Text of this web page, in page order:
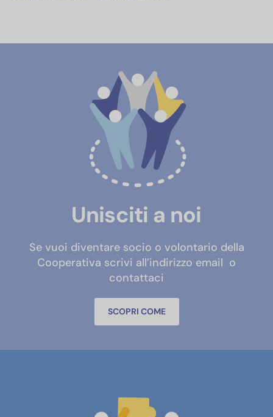
Unisciti a noi
Se vuoi diventare socio o volontario della
Cooperativa scrivi all’indirizzo email o
contattaci
SCOPRI COME